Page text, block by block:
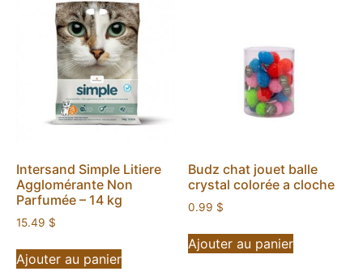
Intersand Simple Litiere
Agglomérante Non
Parfumée – 14 kg
15.49 $
Ajouter au panier
Budz chat jouet balle
crystal colorée a cloche
0.99 $
Ajouter au panier